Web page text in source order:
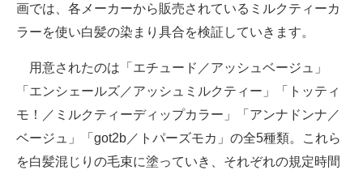
画では、各メーカーから販売されているミルクティーカ
ラーを使い白髪の染まり具合を検証していきます。
用意されたのは「エチュード／アッシュベージュ」
「エンシェールズ／アッシュミルクティー」「トッティ
モ！／ミルクティーディップカラー」「アンナドンナ／
ベージュ」「got2b／トパーズモカ」の全5種類。これら
を白髪混じりの毛束に塗っていき、それぞれの規定時間